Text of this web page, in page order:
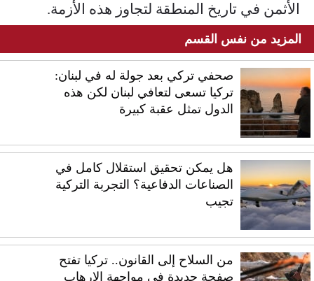
الأثمن في تاريخ المنطقة لتجاوز هذه الأزمة.
المزيد من نفس القسم
صحفي تركي بعد جولة له في لبنان:
تركيا تسعى لتعافي لبنان لكن هذه
الدول تمثل عقبة كبيرة
هل يمكن تحقيق استقلال كامل في
الصناعات الدفاعية؟ التجربة التركية
تجيب
من السلاح إلى القانون.. تركيا تفتح
صفحة جديدة في مواجهة الإرهاب